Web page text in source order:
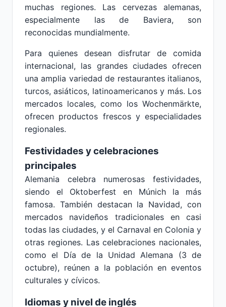
muchas regiones. Las cervezas alemanas,
especialmente las de Baviera, son
reconocidas mundialmente.
Para quienes desean disfrutar de comida
internacional, las grandes ciudades ofrecen
una amplia variedad de restaurantes italianos,
turcos, asiáticos, latinoamericanos y más. Los
mercados locales, como los Wochenmärkte,
ofrecen productos frescos y especialidades
regionales.
Festividades y celebraciones
principales
Alemania celebra numerosas festividades,
siendo el Oktoberfest en Múnich la más
famosa. También destacan la Navidad, con
mercados navideños tradicionales en casi
todas las ciudades, y el Carnaval en Colonia y
otras regiones. Las celebraciones nacionales,
como el Día de la Unidad Alemana (3 de
octubre), reúnen a la población en eventos
culturales y cívicos.
Idiomas y nivel de inglés